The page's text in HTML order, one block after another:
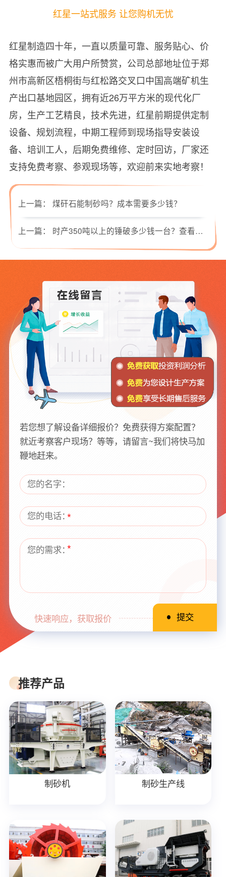
红星一站式服务 让您购机无忧
红星制造四十年，一直以质量可靠、服务贴心、价
格实惠而被广大用户所赞赏，公司总部地址位于郑
州市高新区梧桐街与红松路交叉口中国高端矿机生
产出口基地园区，拥有近26万平方米的现代化厂
房，生产工艺精良，技术先进，红星前期提供定制
设备、规划流程，中期工程师到现场指导安装设
备、培训工人，后期免费维修、定时回访，厂家还
支持免费考察、参观现场等，欢迎前来实地考察！
上一篇： 煤矸石能制砂吗？成本需要多少钱？
上一篇： 时产350吨以上的锤破多少钱一台？查看惊喜价格
若您想了解设备详细报价？免费获得方案配置？
就近考察客户现场？等等，请留言~我们将快马加
鞭地赶来。
快速响应，获取报价
推荐产品
制砂机 制砂生产线